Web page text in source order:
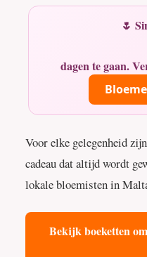
🌷
dagen te gaan.
Voor elke gelegenheid
cadeau dat altijd wordt
lokale bloemisten in
Bekijk boeketten